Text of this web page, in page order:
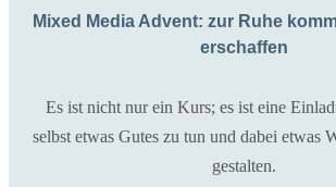
Mixed Media Advent: zur Ruhe
erschaffen
Es ist nicht nur ein Kurs; es ist eine
selbst etwas Gutes zu tun und dabei etwas
gestalten.